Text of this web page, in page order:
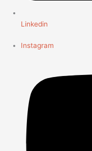
Linkedin
Instagram